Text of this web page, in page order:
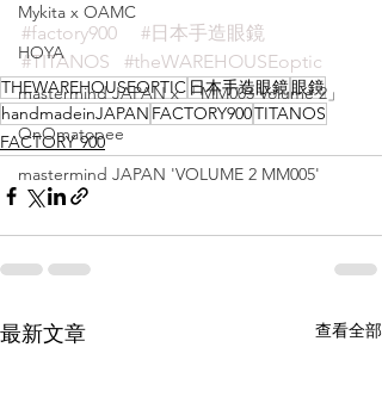
Mykita x OAMC
HOYA
mastermind JAPAN x 「MM003 Volume 2」
OnOmatopee
mastermind JAPAN 'VOLUME 2 MM005'
#factory900
#日本手造眼鏡
#TITANOS
#theWAREHOUSEoptic
THEWAREHOUSEOPTIC 日本手造眼鏡眼鏡
handmadeinJAPAN FACTORY900TITANOS
FACTORY 900
最新文章 查看全部